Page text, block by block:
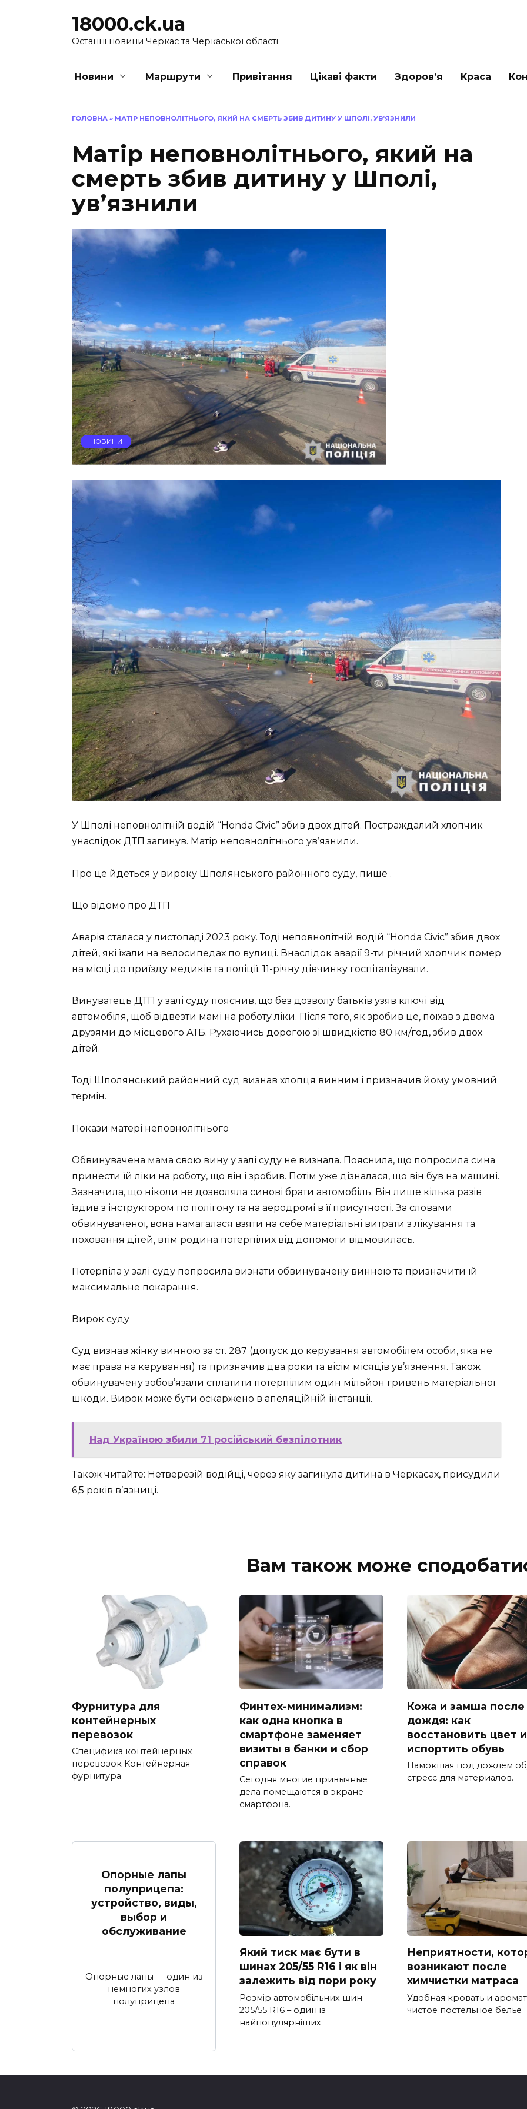
18000.ck.ua
Останні новини Черкас та Черкаської області
Новини Маршрути Привітання Цікаві факти Здоров’я Краса
ГОЛОВНА » МАТІР НЕПОВНОЛІТНЬОГО, ЯКИЙ НА СМЕРТЬ ЗБИВ ДИТИНУ У ШПОЛІ, УВ’ЯЗНИЛИ
Матір неповнолітнього, який на
смерть збив дитину у Шполі,
ув’язнили
НОВИНИ
У Шполі неповнолітній водій “Honda Civic” збив двох дітей. Постраждалий хлопчик
унаслідок ДТП загинув. Матір неповнолітнього ув’язнили.
Про це йдеться у вироку Шполянського районного суду, пише .
Що відомо про ДТП
Аварія сталася у листопаді 2023 року. Тоді неповнолітній водій “Honda Civic” збив двох
дітей, які їхали на велосипедах по вулиці. Внаслідок аварії 9-ти річний хлопчик помер
на місці до приїзду медиків та поліції. 11-річну дівчинку госпіталізували.
Винуватець ДТП у залі суду пояснив, що без дозволу батьків узяв ключі від
автомобіля, щоб відвезти мамі на роботу ліки. Після того, як зробив це, поїхав з двома
друзями до місцевого АТБ. Рухаючись дорогою зі швидкістю 80 км/год, збив двох
дітей.
Тоді Шполянський районний суд визнав хлопця винним і призначив йому умовний
термін.
Покази матері неповнолітнього
Обвинувачена мама свою вину у залі суду не визнала. Пояснила, що попросила сина
принести їй ліки на роботу, що він і зробив. Потім уже дізналася, що він був на машині.
Зазначила, що ніколи не дозволяла синові брати автомобіль. Він лише кілька разів
їздив з інструктором по полігону та на аеродромі в її присутності. За словами
обвинуваченої, вона намагалася взяти на себе матеріальні витрати з лікування та
поховання дітей, втім родина потерпілих від допомоги відмовилась.
Потерпіла у залі суду попросила визнати обвинувачену винною та призначити їй
максимальне покарання.
Вирок суду
Суд визнав жінку винною за ст. 287 (допуск до керування автомобілем особи, яка не
має права на керування) та призначив два роки та вісім місяців ув’язнення. Також
обвинувачену зобов’язали сплатити потерпілим один мільйон гривень матеріальної
шкоди. Вирок може бути оскаржено в апеляційній інстанції.
Над Україною збили 71 російський безпілотник
Також читайте: Нетверезій водійці, через яку загинула дитина в Черкасах, присудили
6,5 років в’язниці.
Вам також може
Фурнитура для
контейнерных
перевозок
Специфика контейнерных
перевозок Контейнерная
фурнитура
Финтех-минимализм:
как одна кнопка в
смартфоне заменяет
визиты в банки и сбор
справок
Сегодня многие привычные
дела помещаются в экране
смартфона.
Кожа и замша после
дождя: как
восстановить цвет
испортить обувь
Намокшая под дождем
стресс для материалов.
Опорные лапы
полуприцепа:
устройство, виды,
выбор и
обслуживание
Опорные лапы — один из
немногих узлов
полуприцепа
Який тиск має бути в
шинах 205/55 R16 і як він
залежить від пори року
Розмір автомобільних шин
205/55 R16 – один із
найпопулярніших
Неприятности,
возникают после
химчистки матраса
Удобная кровать и
чистое постельное белье